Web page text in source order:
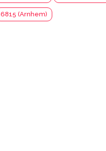
6815 (Arnhem)